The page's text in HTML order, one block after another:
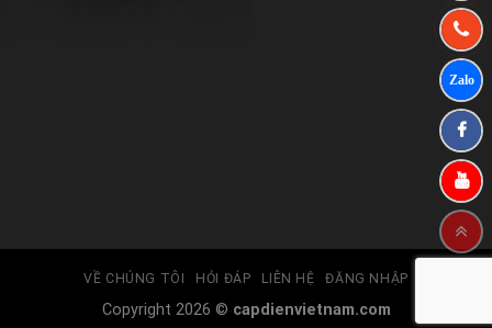
VỀ CHÚNG TÔI HỎI ĐÁP LIÊN HỆ ĐĂNG NHẬP
Copyright 2026 © capdienvietnam.com